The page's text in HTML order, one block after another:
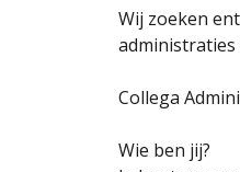
Wij zoeken
Collega
Wie ben jij?